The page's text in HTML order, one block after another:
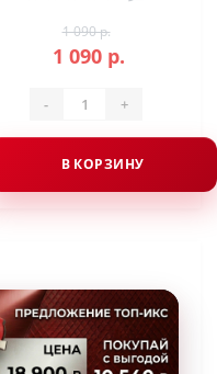
1 090 р.
1 090 р.
- +
В КОРЗИНУ